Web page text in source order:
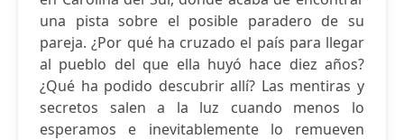
una pista sobre el posible paradero de su
pareja. ¿Por qué ha cruzado el país para llegar
al pueblo del que ella huyó hace diez años?
¿Qué ha podido descubrir allí? Las mentiras y
secretos salen a la luz cuando menos lo
esperamos e inevitablemente lo remueven